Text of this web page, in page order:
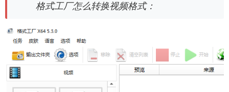
格式工厂怎么转换视频格式：